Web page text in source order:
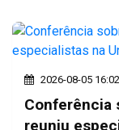
2026-08-05 16:02
Conferência
reuniu